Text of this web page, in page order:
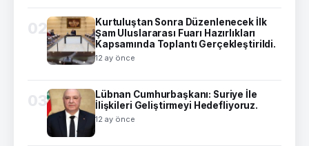
02
Kurtuluştan Sonra Düzenlenecek İlk
Şam Uluslararası Fuarı Hazırlıkları
Kapsamında Toplantı Gerçekleştirildi.
12 ay önce
03
Lübnan Cumhurbaşkanı: Suriye İle
İlişkileri Geliştirmeyi Hedefliyoruz.
12 ay önce